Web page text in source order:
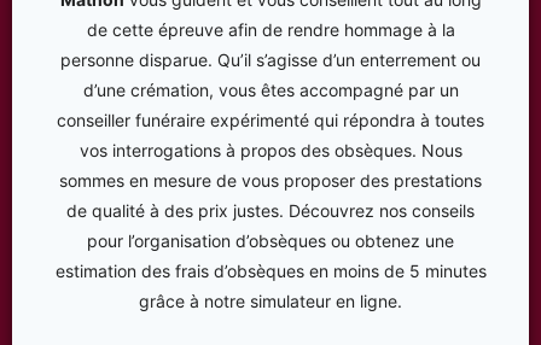
de cette épreuve afin de rendre hommage à la
personne disparue. Qu’il s’agisse d’un enterrement ou
d’une crémation, vous êtes accompagné par un
conseiller funéraire expérimenté qui répondra à toutes
vos interrogations à propos des obsèques. Nous
sommes en mesure de vous proposer des prestations
de qualité à des prix justes. Découvrez nos conseils
pour l’organisation d’obsèques ou obtenez une
estimation des frais d’obsèques en moins de 5 minutes
grâce à notre simulateur en ligne.